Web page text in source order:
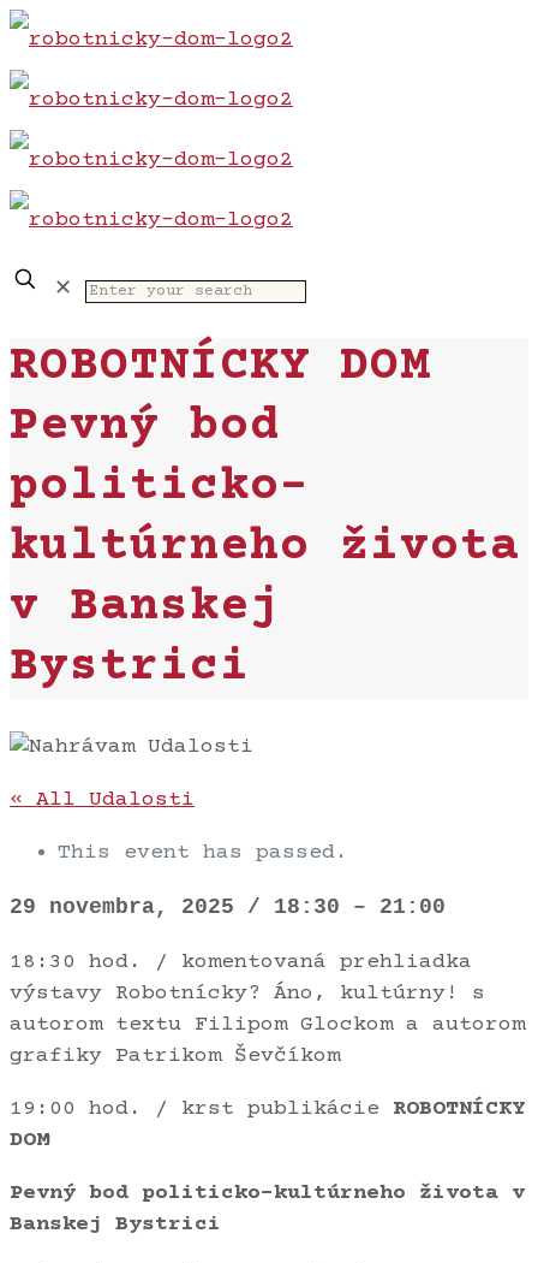
✕
ROBOTNÍCKY DOM
Pevný bod
politicko-
kultúrneho života
v Banskej
Bystrici
« All Udalosti
This event has passed.
29 novembra, 2025 / 18:30 – 21:00
18:30 hod. / komentovaná prehliadka
výstavy Robotnícky? Áno, kultúrny! s
autorom textu Filipom Glockom a autorom
grafiky Patrikom Ševčíkom
19:00 hod. / krst publikácie ROBOTNÍCKY
DOM
Pevný bod politicko-kultúrneho života v
Banskej Bystrici